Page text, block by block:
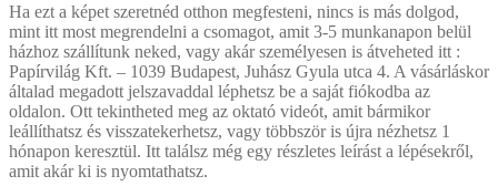
Ha ezt a képet szeretnéd otthon megfesteni, nincs is más dolgod,
mint itt most megrendelni a csomagot, amit 3-5 munkanapon belül
házhoz szállítunk neked, vagy akár személyesen is átveheted itt :
Papírvilág Kft. – 1039 Budapest, Juhász Gyula utca 4. A vásárláskor
általad megadott jelszavaddal léphetsz be a saját fiókodba az
oldalon. Ott tekintheted meg az oktató videót, amit bármikor
leállíthatsz és visszatekerhetsz, vagy többször is újra nézhetsz 1
hónapon keresztül. Itt találsz még egy részletes leírást a lépésekről,
amit akár ki is nyomtathatsz.